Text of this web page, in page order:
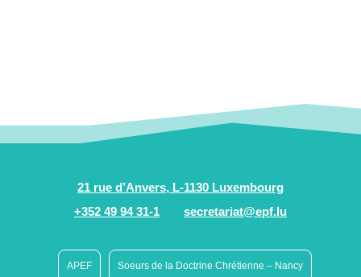
21 rue d’Anvers, L-1130 Luxembourg
+352 49 94 31-1
secretariat@epf.lu
APEF Soeurs de la Doctrine Chrétienne – Nancy